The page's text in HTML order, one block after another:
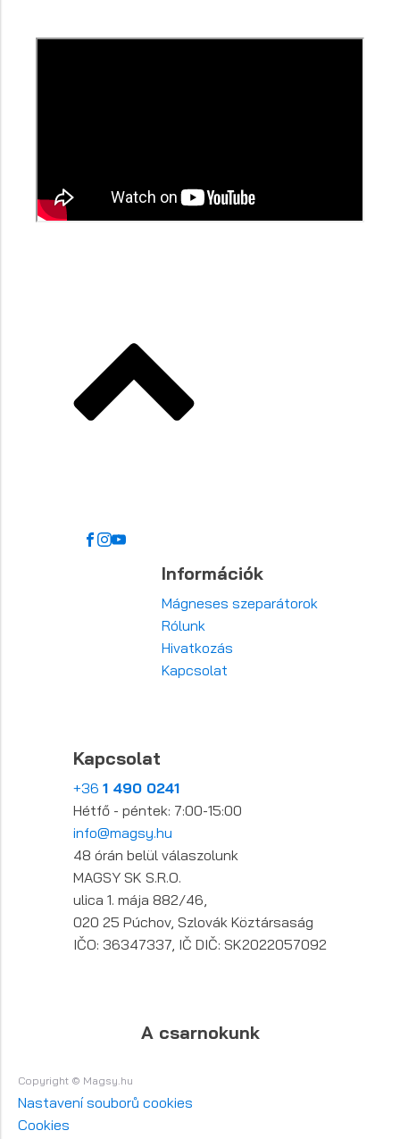
Információk
Mágneses szeparátorok
Rólunk
Hivatkozás
Kapcsolat
Kapcsolat
+36 1 490 0241
Hétfő - péntek: 7:00-15:00
info@magsy.hu
48 órán belül válaszolunk
MAGSY SK S.R.O.
ulica 1. mája 882/46,
020 25 Púchov, Szlovák Köztársaság
IČO: 36347337, IČ DIČ: SK2022057092
A csarnokunk
Copyright © Magsy.hu
Nastavení souborů cookies
Cookies